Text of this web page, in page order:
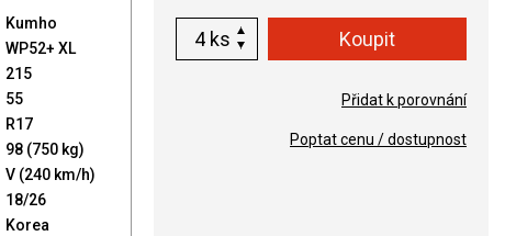
Kumho
WP52+ XL
215
55
R17
98 (750 kg)
V (240 km/h)
18/26
Korea
ks
Přidat k porovnání
Poptat cenu / dostupnost